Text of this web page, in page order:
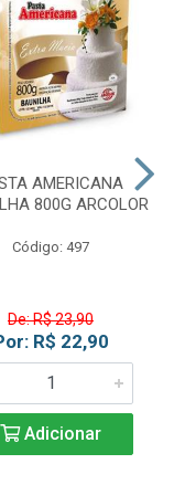
AMERICANA
800G ARCOLOR
Código: 497
De: R$ 23,90
R$ 22,90
Adicionar